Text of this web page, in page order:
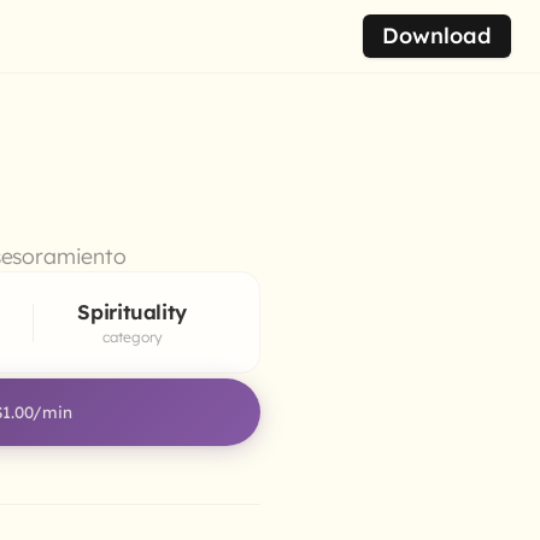
Download
Spirituality
category
/min